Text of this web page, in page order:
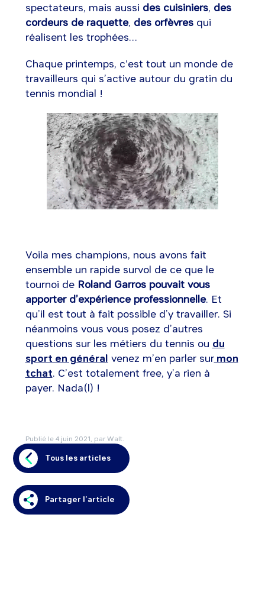
Tous les articles
Partager l’article
spectateurs, mais aussi des cuisiniers, des
cordeurs de raquette, des orfèvres qui
réalisent les trophées…
Chaque printemps, c'est tout un monde de
travailleurs qui s’active autour du gratin du
tennis mondial !
Voila mes champions, nous avons fait
ensemble un rapide survol de ce que le
tournoi de Roland Garros pouvait vous
apporter d’expérience professionnelle. Et
qu’il est tout à fait possible d’y travailler. Si
néanmoins vous vous posez d’autres
questions sur les métiers du tennis ou du
sport en général venez m’en parler surmon
tchat. C’est totalement free, y’a rien à
payer. Nada(l) !
Publié le 4 juin 2021, par Walt.